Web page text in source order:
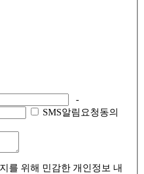
-
SMS알림요청동의
를 위해 민감한 개인정보 내